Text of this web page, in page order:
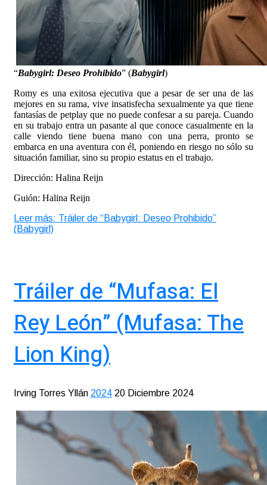
“Babygirl: Deseo Prohibido” (Babygirl)
Romy es una exitosa ejecutiva que a pesar de ser una de las
mejores en su rama, vive insatisfecha sexualmente ya que tiene
fantasías de petplay que no puede confesar a su pareja. Cuando
en su trabajo entra un pasante al que conoce casualmente en la
calle viendo tiene buena mano con una perra, pronto se
embarca en una aventura con él, poniendo en riesgo no sólo su
situación familiar, sino su propio estatus en el trabajo.
Dirección: Halina Reijn
Guión: Halina Reijn
Leer más: Tráiler de “Babygirl: Deseo Prohibido”
(Babygirl)
Tráiler de “Mufasa: El
Rey León” (Mufasa: The
Lion King)
Irving Torres Yllán 2024 20 Diciembre 2024